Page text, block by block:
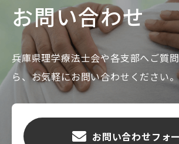
お問い合わせ
兵庫県理学療法士会や各支部へご質
ら、お気軽にお問い合わせください。
お問い合わせフォ